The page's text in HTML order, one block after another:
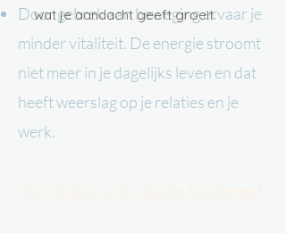
Door gebrek aan beweging ervaar je
minder vitaliteit. De energie stroomt
niet meer in je dagelijks leven en dat
heeft weerslag op je relaties en je
werk.
wat je aandacht geeft groeit.